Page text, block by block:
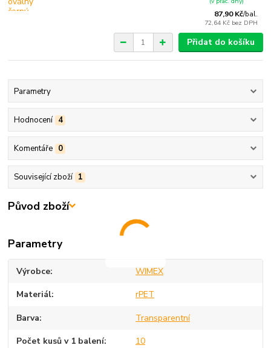
87,90 Kč/bal.
72,64 Kč bez DPH
Přidat do košíku
Parametry
Hodnocení 4
Komentáře 0
Související zboží 1
Původ zboží
Parametry
Výrobce WIMEX
Materiál rPET
Barva Transparentní
Počet kusů v 1 balení 10